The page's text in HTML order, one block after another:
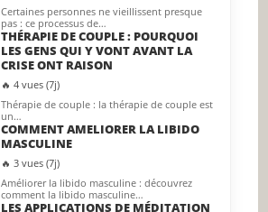
Certaines personnes ne vieillissent presque
pas : ce processus de…
THÉRAPIE DE COUPLE : POURQUOI
LES GENS QUI Y VONT AVANT LA
CRISE ONT RAISON
🔥 4 vues (7j)
Thérapie de couple : la thérapie de couple est
un…
COMMENT AMELIORER LA LIBIDO
MASCULINE
🔥 3 vues (7j)
Améliorer la libido masculine : découvrez
comment la libido masculine…
LES APPLICATIONS DE MÉDITATION